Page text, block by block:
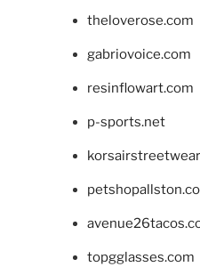
theloverose.com
gabriovoice.com
resinflowart.com
p-sports.net
topgglasses.com